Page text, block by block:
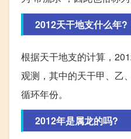
2012天干地支什么年?
根据天干地支的计算，
观测，其中的天干甲、乙
循环年份。
2012年是属龙的吗?